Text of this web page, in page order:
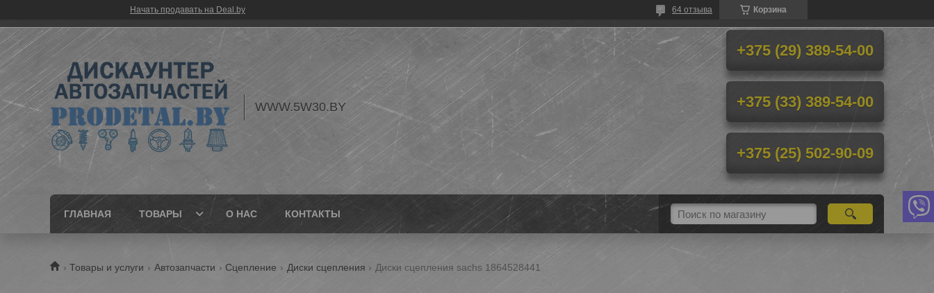
Начать продавать на Deal.by Корзина
64 отзыва
WWW.5W30.BY
+375 (29) 389-54-00
+375 (33) 389-54-00
+375 (25) 502-90-09
ГЛАВНАЯ ТОВАРЫ О НАС КОНТАКТЫ
Товары и услуги Автозапчасти Сцепление Диски сцепления Диски сцепления sachs 1864528441